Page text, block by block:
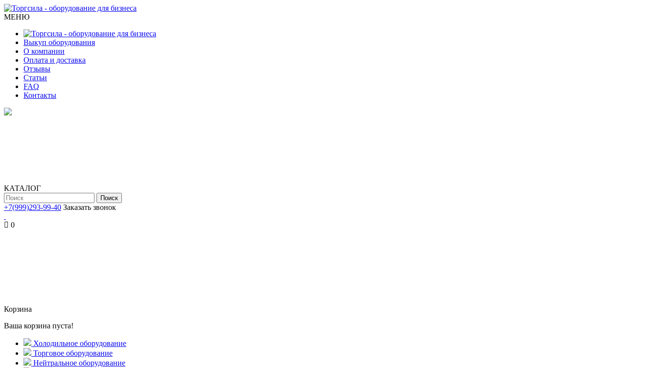
МЕНЮ
Выкуп оборудования
О компании
Оплата и доставка
Отзывы
Статьи
FAQ
Контакты
КАТАЛОГ
Поиск
+7(999)293-99-40 Заказать звонок
0
Корзина
Ваша корзина пуста!
Холодильное оборудование
Торговое оборудование
Нейтральное оборудование